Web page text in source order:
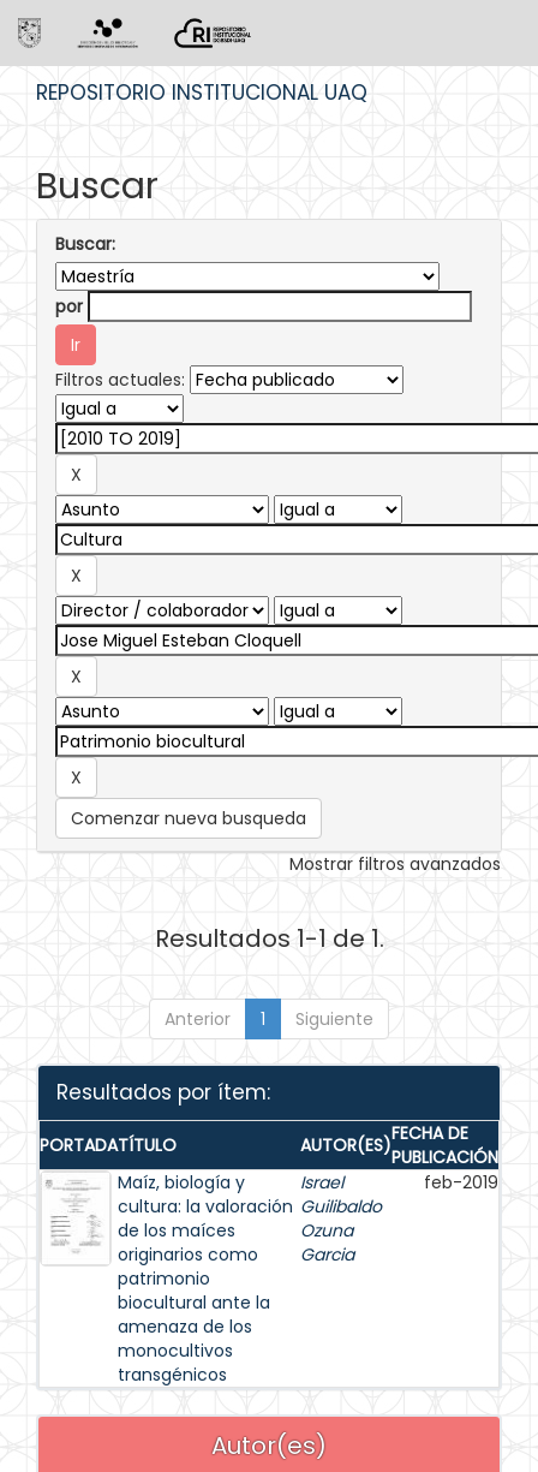
REPOSITORIO INSTITUCIONAL UAQ
Buscar
Buscar:
por
Filtros actuales:
Comenzar nueva busqueda
Mostrar filtros avanzados
Resultados 1-1 de 1.
Anterior 1 Siguiente
Resultados por ítem:
PORTADATÍTULO AUTOR(ES)FECHA DE
PUBLICACIÓN
Maíz, biología y
cultura: la valoración
de los maíces
originarios como
patrimonio
biocultural ante la
amenaza de los
monocultivos
transgénicos
Israel
Guilibaldo
Ozuna
Garcia
feb-2019
Autor(es)